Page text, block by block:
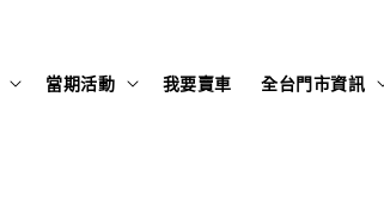
當期活動 我要賣車 全台門市資訊